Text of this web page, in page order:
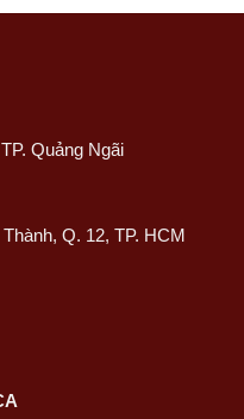
Quảng Ngãi
Q. 12, TP. HCM